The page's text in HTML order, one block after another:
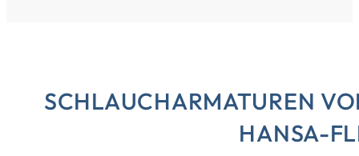
SCHLAUCHARMATUREN
HANSA-